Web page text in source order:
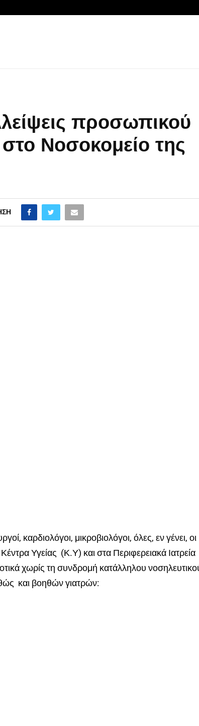
προσωπικού
στο Νοσοκομείο της
καρδιολόγοι, μικροβιολόγοι, όλες, εν γένει, οι
Υγείας (Κ.Υ) και στα Περιφερειακά Ιατρεία
χωρίς τη συνδρομή κατάλληλου
και βοηθών γιατρών: